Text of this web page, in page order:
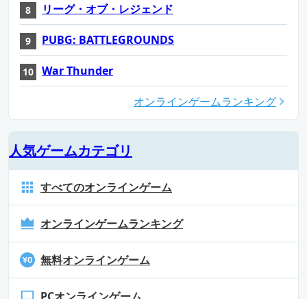
リーグ・オブ・レジェンド
PUBG: BATTLEGROUNDS
War Thunder
オンラインゲームランキング
人気ゲームカテゴリ
すべてのオンラインゲーム
オンラインゲームランキング
無料オンラインゲーム